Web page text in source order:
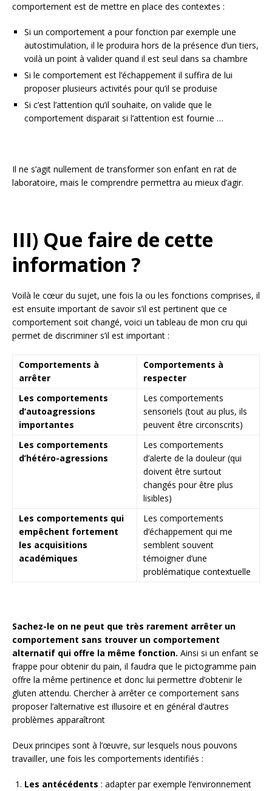
comportement est de mettre en place des contextes :
Si un comportement a pour fonction par exemple une
autostimulation, il le produira hors de la présence d’un tiers,
voilà un point à valider quand il est seul dans sa chambre
Si le comportement est l’échappement il suffira de lui
proposer plusieurs activités pour qu’il se produise
Si c’est l’attention qu’il souhaite, on valide que le
comportement disparait si l’attention est fournie …
Il ne s’agit nullement de transformer son enfant en rat de
laboratoire, mais le comprendre permettra au mieux d’agir.
III) Que faire de cette
information ?
Voilà le cœur du sujet, une fois la ou les fonctions comprises, il
est ensuite important de savoir s’il est pertinent que ce
comportement soit changé, voici un tableau de mon cru qui
permet de discriminer s’il est important :
Comportements à
arrêter
Comportements à
respecter
Les comportements
d’autoagressions
importantes
Les comportements
sensoriels (tout au plus, ils
peuvent être circonscrits)
Les comportements
d’hétéro-agressions
Les comportements
d’alerte de la douleur (qui
doivent être surtout
changés pour être plus
lisibles)
Les comportements qui
empêchent fortement
les acquisitions
académiques
Les comportements
d’échappement qui me
semblent souvent
témoigner d’une
problématique contextuelle
Sachez-le on ne peut que très rarement arrêter un
comportement sans trouver un comportement
alternatif qui offre la même fonction. Ainsi si un enfant se
frappe pour obtenir du pain, il faudra que le pictogramme pain
offre la même pertinence et donc lui permettre d’obtenir le
gluten attendu. Chercher à arrêter ce comportement sans
proposer l’alternative est illusoire et en général d’autres
problèmes apparaîtront
Deux principes sont à l’œuvre, sur lesquels nous pouvons
travailler, une fois les comportements identifiés :
Les antécédents : adapter par exemple l’environnement